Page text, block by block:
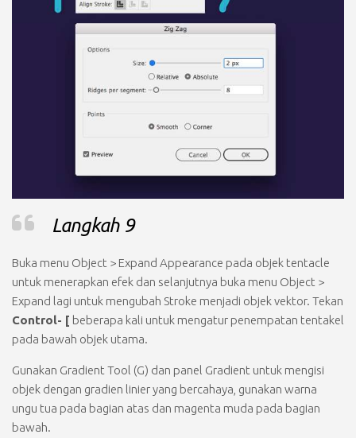
Langkah 9
Buka menu Object > Expand Appearance pada objek tentacle
untuk menerapkan efek dan selanjutnya buka menu Object >
Expand lagi untuk mengubah Stroke menjadi objek vektor. Tekan
Control- [ beberapa kali untuk mengatur penempatan tentakel
pada bawah objek utama.
Gunakan Gradient Tool (G) dan panel Gradient untuk mengisi
objek dengan gradien linier yang bercahaya, gunakan warna
ungu tua pada bagian atas dan magenta muda pada bagian
bawah.